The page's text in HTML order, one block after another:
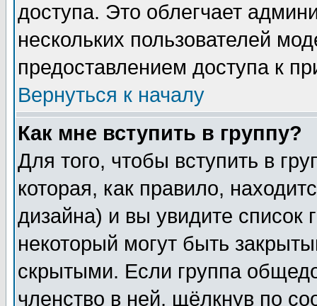
доступа. Это облегчает
нескольких пользователей
предоставлением доступа к
Вернуться к началу
Как мне вступить в группу?
Для того, чтобы вступить в
которая, как правило,
дизайна) и вы увидите список
некоторый могут быть
скрытыми. Если группа
членство в ней, щёлкнув по